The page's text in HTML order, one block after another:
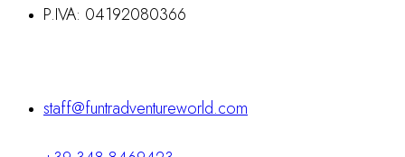
P.IVA: 04192080366
staff@funtradventureworld.com